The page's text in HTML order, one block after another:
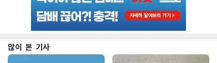
많이 본 기사